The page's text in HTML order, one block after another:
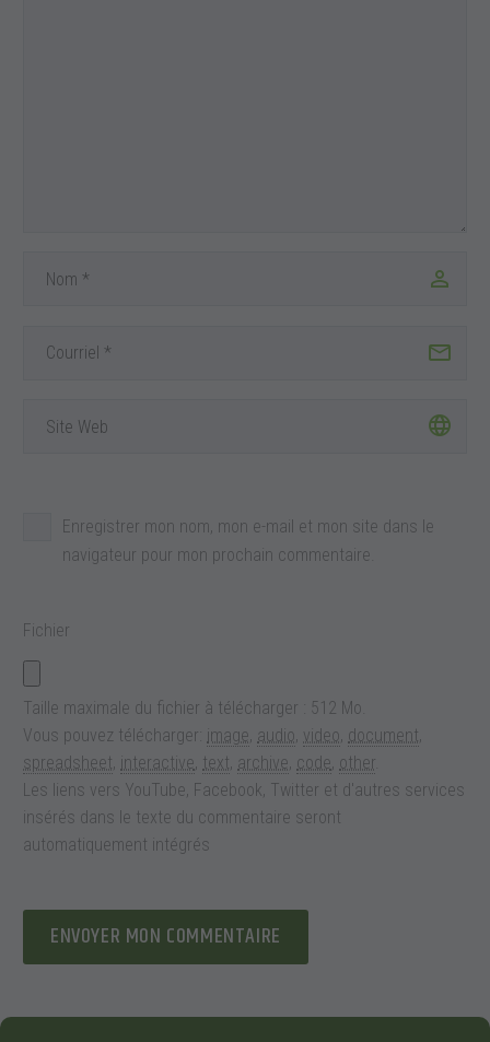
Enregistrer mon nom, mon e-mail et mon site dans le
navigateur pour mon prochain commentaire.
Fichier
Taille maximale du fichier à télécharger : 512 Mo.
Vous pouvez télécharger: image, audio, video, document,
spreadsheet, interactive, text, archive, code, other
Les liens vers YouTube, Facebook, Twitter et d'autres services
insérés dans le texte du commentaire seront
automatiquement intégrés
ENVOYER MON COMMENTAIRE